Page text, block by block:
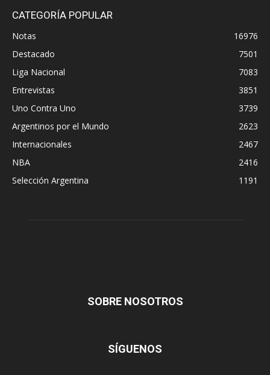
CATEGORÍA POPULAR
Notas
16976
Destacado
7501
Liga Nacional
7083
Entrevistas
3851
Uno Contra Uno
3739
Argentinos por el Mundo
2623
Internacionales
2467
NBA
2416
Selección Argentina
1191
SOBRE NOSOTROS
SÍGUENOS